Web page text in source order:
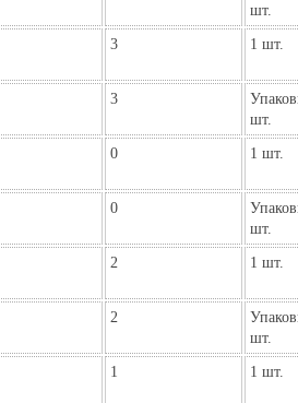
шт.
3 1 шт.
3
шт.
0 1 шт.
0
шт.
2 1 шт.
2
шт.
1 1 шт.